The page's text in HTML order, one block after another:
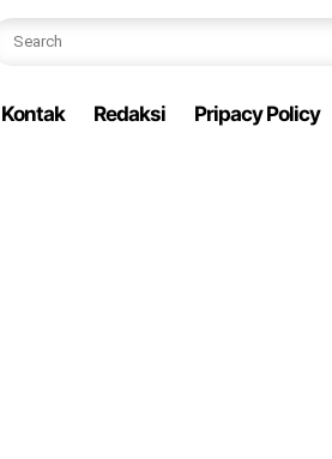
Kontak Redaksi Pripacy Policy